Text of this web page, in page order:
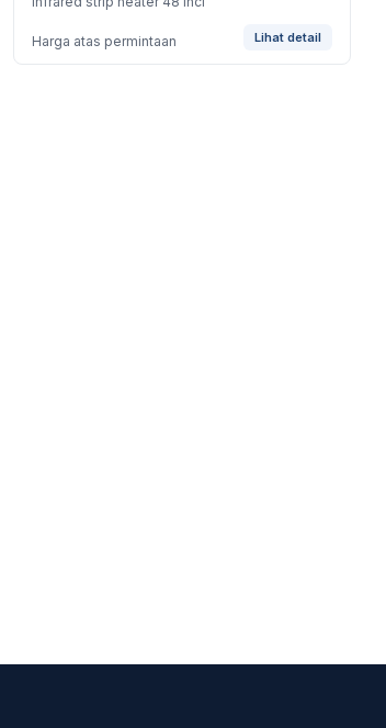
Harga atas permintaan Lihat detail